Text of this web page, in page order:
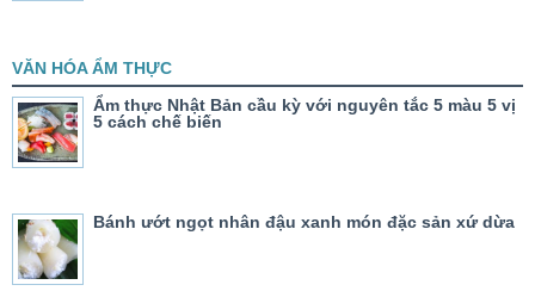
VĂN HÓA ẨM THỰC
Ẩm thực Nhật Bản cầu kỳ với nguyên tắc 5 màu 5 vị
5 cách chế biến
Bánh ướt ngọt nhân đậu xanh món đặc sản xứ dừa